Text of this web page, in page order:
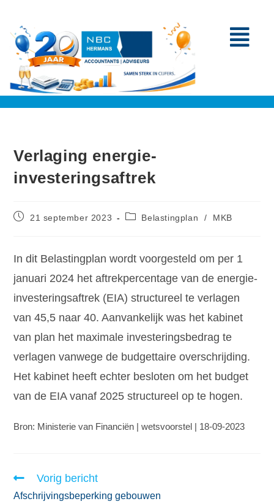
Verlaging energie-
investeringsaftrek
21 september 2023 Belastingplan / MKB
In dit Belastingplan wordt voorgesteld om per 1
januari 2024 het aftrekpercentage van de energie-
investeringsaftrek (EIA) structureel te verlagen
van 45,5 naar 40. Aanvankelijk was het kabinet
van plan het maximale investeringsbedrag te
verlagen vanwege de budgettaire overschrijding.
Het kabinet heeft echter besloten om het budget
van de EIA vanaf 2025 structureel op te hogen.
Bron: Ministerie van Financiën | wetsvoorstel | 18-09-2023
Vorig bericht
Afschrijvingsbeperking gebouwen